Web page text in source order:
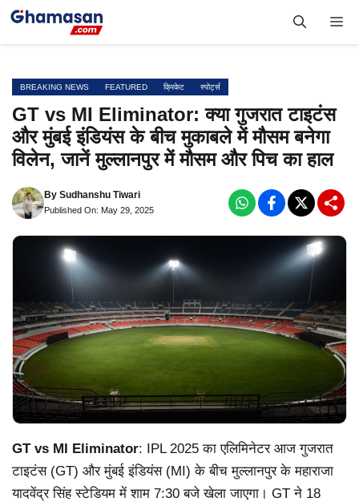
Skip
BREAKING NEWS FEATURED क्रिकेट स्पोर्ट्स
GT vs MI Eliminator: क्या गुजरात टाइटंस
और मुंबई इंडियंस के बीच मुकाबले में मौसम बनेगा
विलेन, जानें मुल्लानपुर में मौसम और पिच का हाल
By Sudhanshu Tiwari
Published On: May 29, 2025
GT vs MI Eliminator: IPL 2025 का एलिमिनेटर आज गुजरात
टाइटंस (GT) और मुंबई इंडियंस (MI) के बीच मुल्लानपुर के महाराजा
यादवेंद्र सिंह स्टेडियम में शाम 7:30 बजे खेला जाएगा। GT ने 18